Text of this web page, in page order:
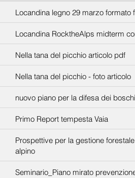
Locandina legno 29 marzo formato
Locandina RocktheAlps midterm
Nella tana del picchio articolo pdf
Nella tana del picchio - foto articolo
nuovo piano per la difesa dei
Primo Report tempesta Vaia
Prospettive per la gestione
alpino
Seminario_Piano mirato